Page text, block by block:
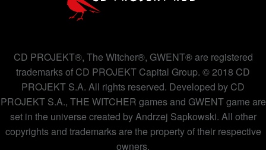
CD PROJEKT®, The Witcher®, GWENT® are registered
trademarks of CD PROJEKT Capital Group. © 2018 CD
PROJEKT S.A. All rights reserved. Developed by CD
PROJEKT S.A., THE WITCHER games and GWENT game are
set in the universe created by Andrzej Sapkowski. All other
copyrights and trademarks are the property of their respective
owners.